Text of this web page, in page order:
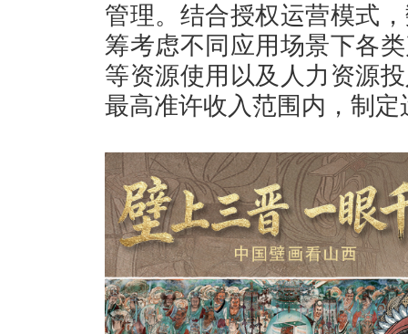
管理。结合授权运营模式
筹考虑不同应用场景下各
等资源使用以及人力资源
最高准许收入范围内，制